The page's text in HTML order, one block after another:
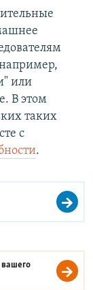
или
В этом
таких
с
.